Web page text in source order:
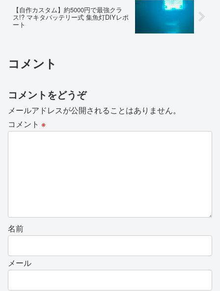
【自作カスタム】約5000円で最強クラ
ス!? マキタバッテリー式 集魚灯DIYレポ
ート
コメント
コメントをどうぞ
メールアドレスが公開されることはありません。
コメント ※
名前
メール